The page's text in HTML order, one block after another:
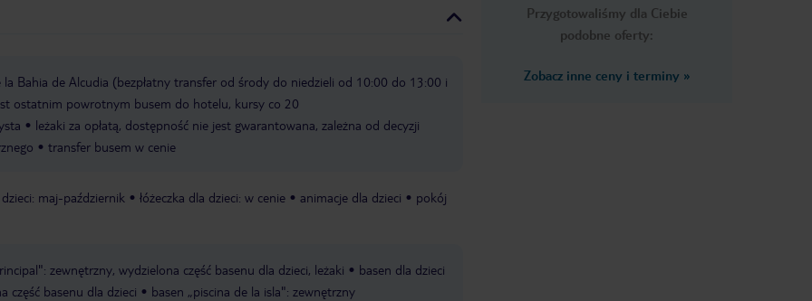
Bahia de Alcudia (bezpłatny transfer od środy do niedzieli od 10:00 do 13:00 i
ostatnim powrotnym busem do hotelu, kursy co 20
leżaki za opłatą, dostępność nie jest gwarantowana, zależna od decyzji
transfer busem w cenie
maj-październik łóżeczka dla dzieci: w cenie animacje dla dzieci
pokój
zewnętrzny, wydzielona część basenu dla dzieci, leżaki
basen dla dzieci
część basenu dla dzieci
basen „piscina de la isla": zewnętrzny
Przygotowaliśmy dla Ciebie
podobne oferty:
Zobacz inne ceny i terminy »